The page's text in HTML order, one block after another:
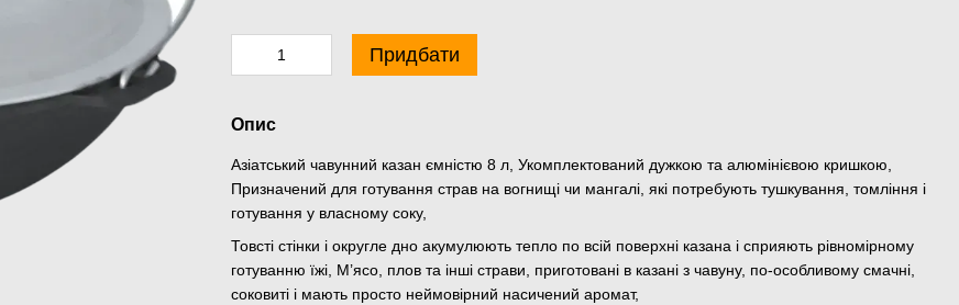
Придбати
Опис
Азіатський чавунний казан ємністю 8 л, Укомплектований дужкою та алюмінієвою кришкою,
Призначений для готування страв на вогнищі чи мангалі, які потребують тушкування, томління і
готування у власному соку,
Товсті стінки і округле дно акумулюють тепло по всій поверхні казана і сприяють рівномірному
готуванню їжі, М’ясо, плов та інші страви, приготовані в казані з чавуну, по-особливому смачні,
соковиті і мають просто неймовірний насичений аромат,